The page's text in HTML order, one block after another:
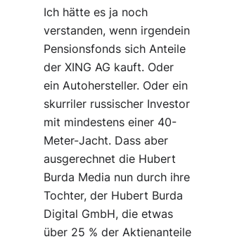
Ich hätte es ja noch
verstanden, wenn irgendein
Pensionsfonds sich Anteile
der XING AG kauft. Oder
ein Autohersteller. Oder ein
skurriler russischer Investor
mit mindestens einer 40-
Meter-Jacht. Dass aber
ausgerechnet die Hubert
Burda Media nun durch ihre
Tochter, der Hubert Burda
Digital GmbH, die etwas
über 25 % der Aktienanteile